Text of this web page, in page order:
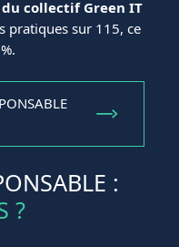
collectif Green IT
pratiques sur 115, ce
:
?